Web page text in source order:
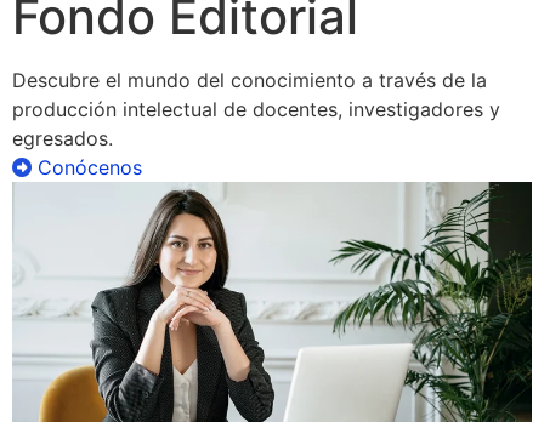
Fondo Editorial
Descubre el mundo del conocimiento a través de la
producción intelectual de docentes, investigadores y
egresados.
Conócenos